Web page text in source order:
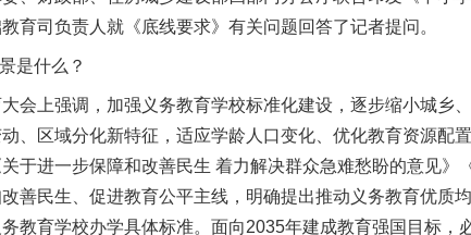
育司负责人就《底线要求》有关问题回答了记者提问。
是什么？
上强调，加强义务教育学校标准化建设，逐步缩小城乡
、区域分化新特征，适应学龄人口变化、优化教育资源配
于进一步保障和改善民生 着力解决群众急难愁盼的意见》
善民生、促进教育公平主线，明确提出推动义务教育优质
教育学校办学具体标准。面向2035年建成教育强国目标，
一纸欠条伤亲情 巡回调解促和解..